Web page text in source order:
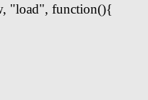
"load", function(){